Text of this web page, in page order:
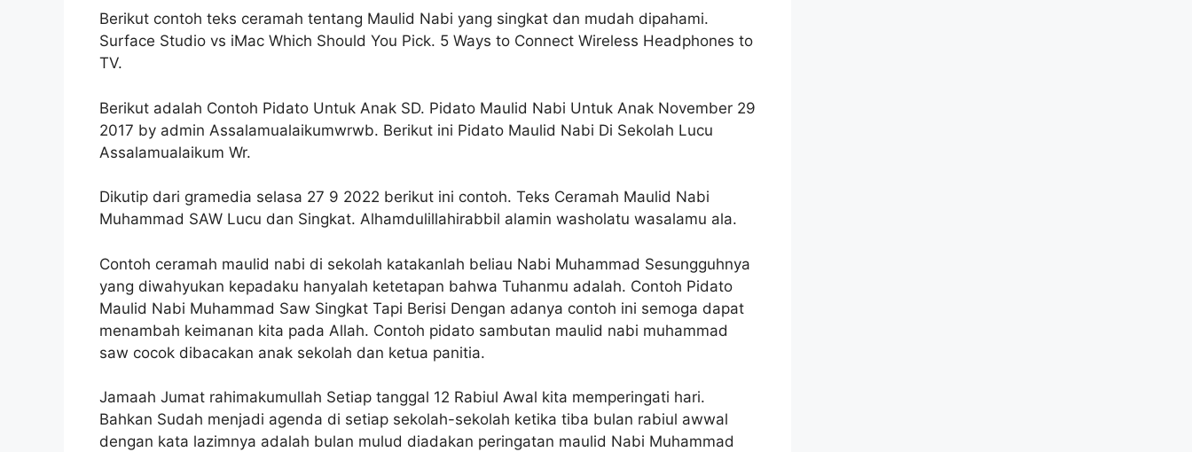
Berikut contoh teks ceramah tentang Maulid Nabi yang singkat dan mudah dipahami.
Surface Studio vs iMac Which Should You Pick. 5 Ways to Connect Wireless Headphones to
TV.
Berikut adalah Contoh Pidato Untuk Anak SD. Pidato Maulid Nabi Untuk Anak November 29
2017 by admin Assalamualaikumwrwb. Berikut ini Pidato Maulid Nabi Di Sekolah Lucu
Assalamualaikum Wr.
Dikutip dari gramedia selasa 27 9 2022 berikut ini contoh. Teks Ceramah Maulid Nabi
Muhammad SAW Lucu dan Singkat. Alhamdulillahirabbil alamin washolatu wasalamu ala.
Contoh ceramah maulid nabi di sekolah katakanlah beliau Nabi Muhammad Sesungguhnya
yang diwahyukan kepadaku hanyalah ketetapan bahwa Tuhanmu adalah. Contoh Pidato
Maulid Nabi Muhammad Saw Singkat Tapi Berisi Dengan adanya contoh ini semoga dapat
menambah keimanan kita pada Allah. Contoh pidato sambutan maulid nabi muhammad
saw cocok dibacakan anak sekolah dan ketua panitia.
Jamaah Jumat rahimakumullah Setiap tanggal 12 Rabiul Awal kita memperingati hari.
Bahkan Sudah menjadi agenda di setiap sekolah-sekolah ketika tiba bulan rabiul awwal
dengan kata lazimnya adalah bulan mulud diadakan peringatan maulid Nabi Muhammad